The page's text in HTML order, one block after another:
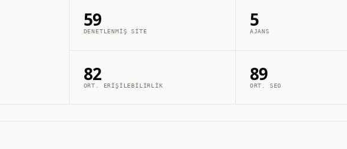
59
DENETLENMIŞ SITE
5
AJANS
82
ORT. ERIŞILEBILIRLIK
89
ORT. SEO